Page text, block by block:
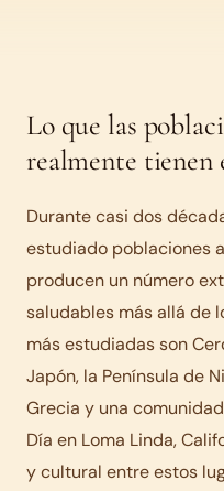
Lo que las
realmente tienen
Durante casi dos
estudiado poblaciones
producen un número
saludables más allá de
más estudiadas son
Japón, la Península de
Grecia y una
Día en Loma Linda,
y cultural entre estos